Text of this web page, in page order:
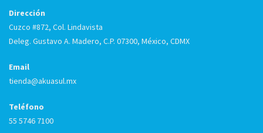
Dirección
Cuzco #872, Col. Lindavista
Deleg. Gustavo A. Madero, C.P. 07300, México, CDMX
Email
tienda@akuasul.mx
Teléfono
55 5746 7100